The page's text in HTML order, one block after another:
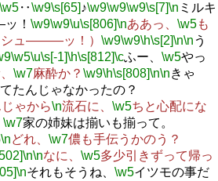
\w5‥\w9\s[65]♪\w9\w9\w9\s[7]\n ミルキ
！ \w9\w9\u\s[806]\nああっ、 \w5も
シュ―――ッ！） \w9\w9\h\s[2]\n\n う
\w5\u\s[-1]\h\s[812]\cふー、 \w5やっ
\w7麻酔か？ \w9\h\s[808]\n\nきゃ
たんじゃなかったの？
ゃから\n流石に、 \w5ちと心配にな
\w7家の姉妹は揃いも揃って。
\nどれ、 \w7儂も手伝うかのう？
\n\nなに、 \w5多少引きずって帰っ
\nそれもそうね、 \w5イツモの事だ